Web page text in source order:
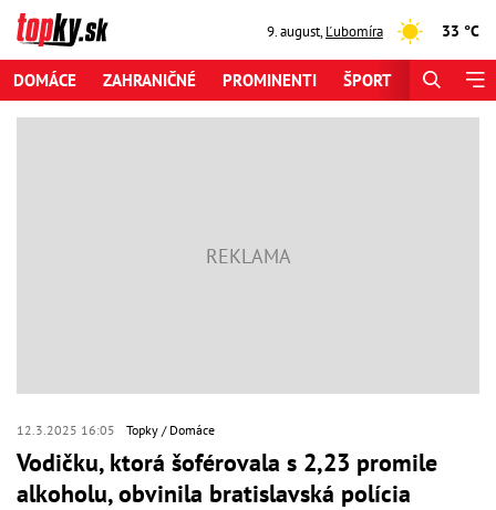
9. august,Ľubomíra 33 °C
DOMÁCE ZAHRANIČNÉ PROMINENTI ŠPORT
12.3.2025 16:05 Topky Domáce
Vodičku, ktorá šoférovala s 2,23 promile
alkoholu, obvinila bratislavská polícia